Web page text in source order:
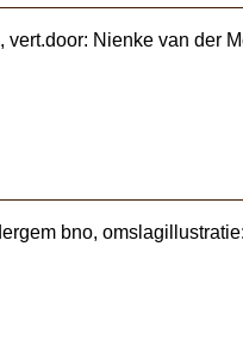
Nienke van der
bno,